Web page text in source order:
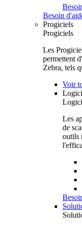
Besoin
Progiciels
Progiciels
Les
permettent
Zebra, tels
Voir
Les
de
outils